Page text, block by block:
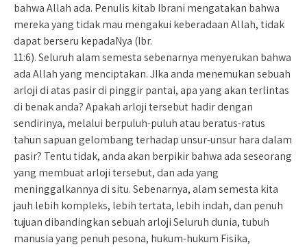
bahwa Allah ada. Penulis kitab Ibrani mengatakan bahwa
mereka yang tidak mau mengakui keberadaan Allah, tidak
dapat berseru kepadaNya (Ibr.
11:6). Seluruh alam semesta sebenarnya menyerukan bahwa
ada Allah yang menciptakan. JIka anda menemukan sebuah
arloji di atas pasir di pinggir pantai, apa yang akan terlintas
di benak anda? Apakah arloji tersebut hadir dengan
sendirinya, melalui berpuluh-puluh atau beratus-ratus
tahun sapuan gelombang terhadap unsur-unsur hara dalam
pasir? Tentu tidak, anda akan berpikir bahwa ada seseorang
yang membuat arloji tersebut, dan ada yang
meninggalkannya di situ. Sebenarnya, alam semesta kita
jauh lebih kompleks, lebih tertata, lebih indah, dan penuh
tujuan dibandingkan sebuah arloji Seluruh dunia, tubuh
manusia yang penuh pesona, hukum-hukum Fisika,